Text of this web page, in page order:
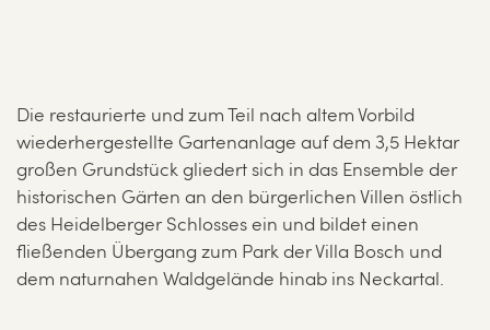
Die restaurierte und zum Teil nach altem Vorbild
wiederhergestellte Gartenanlage auf dem 3,5 Hektar
großen Grundstück gliedert sich in das Ensemble der
historischen Gärten an den bürgerlichen Villen östlich
des Heidelberger Schlosses ein und bildet einen
fließenden Übergang zum Park der Villa Bosch und
dem naturnahen Waldgelände hinab ins Neckartal.